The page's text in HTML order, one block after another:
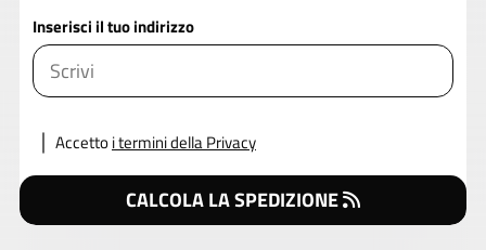
Inserisci il tuo indirizzo
Accettoi termini della Privacy
CALCOLA LA SPEDIZIONE